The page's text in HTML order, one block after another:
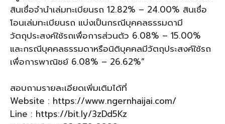
สินเชื่อจำนำเล่มทะเบียนรถ 12.82% – 24.00% สินเชื่อ
โอนเล่มทะเบียนรถ แบ่งเป็นกรณีบุคคลธรรมดามี
วัตถุประสงค์ใช้รถเพื่อการส่วนตัว 6.08% – 15.00%
และกรณีบุคคลธรรมดาหรือนิติบุคคลมีวัตถุประสงค์ใช้รถ
เพื่อการพาณิชย์ 6.08% – 26.62%”
สอบถามรายละเอียดเพิ่มเติมได้ที่
Website : https://www.ngernhaijai.com/
Line : https://bit.ly/3zDd5Kz